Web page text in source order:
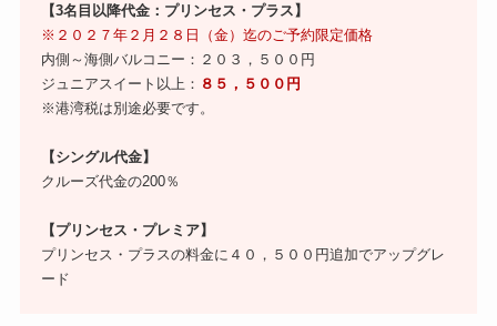
【3名目以降代金：プリンセス・プラス】
※２０２７年２月２８日（金）迄のご予約限定価格
内側～海側バルコニー：２０３，５００円
ジュニアスイート以上： ８５，５００円
※港湾税は別途必要です。
【シングル代金】
クルーズ代金の200％
【プリンセス・プレミア】
プリンセス・プラスの料金に４０，５００円追加でアップグレ
ード